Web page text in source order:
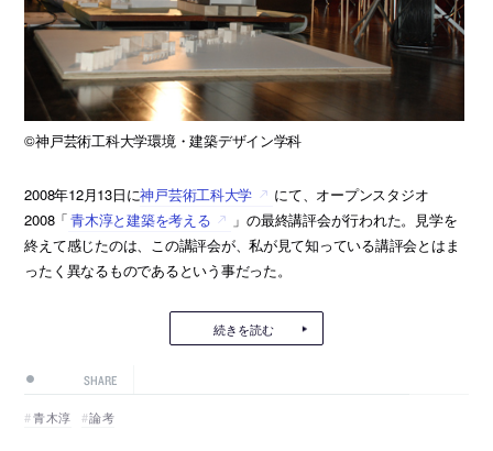
©神戸芸術工科大学環境・建築デザイン学科
2008年12月13日に神戸芸術工科大学
にて、オープンスタジオ
2008「青木淳と建築を考える
」の最終講評会が行われた。見学を
終えて感じたのは、この講評会が、私が見て知っている講評会とはま
ったく異なるものであるという事だった。
続きを読む
SHARE
青木淳 論考